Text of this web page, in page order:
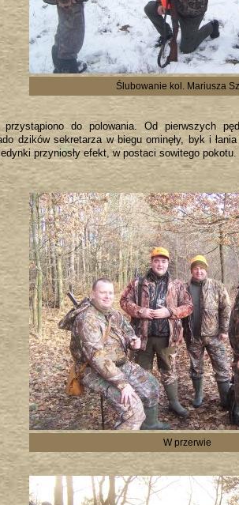
Ślubowanie kol. Mariusza
przystąpiono do polowania. Od pierwszych
dzików sekretarza w biegu ominęły, byk i
przyniosły efekt, w postaci sowitego pokotu.
W przerwie